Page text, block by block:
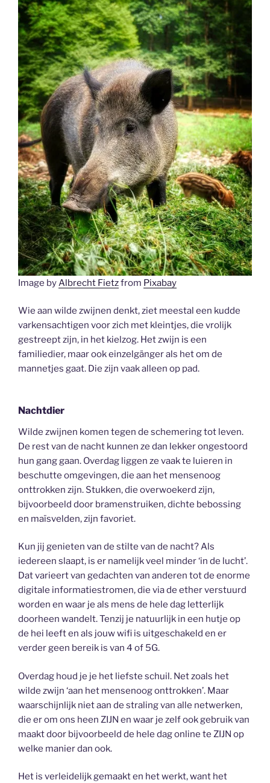
Image byAlbrecht Fietzfrom Pixabay
Wie aan wilde zwijnen denkt, ziet meestal een kudde
varkensachtigen voor zich met kleintjes, die vrolijk
gestreept zijn, in het kielzog. Het zwijn is een
familiedier, maar ook einzelgänger als het om de
mannetjes gaat. Die zijn vaak alleen op pad.
Nachtdier
Wilde zwijnen komen tegen de schemering tot leven.
De rest van de nacht kunnen ze dan lekker ongestoord
hun gang gaan. Overdag liggen ze vaak te luieren in
beschutte omgevingen, die aan het mensenoog
onttrokken zijn. Stukken, die overwoekerd zijn,
bijvoorbeeld door bramenstruiken, dichte bebossing
en maïsvelden, zijn favoriet.
Kun jij genieten van de stilte van de nacht? Als
iedereen slaapt, is er namelijk veel minder ‘in de lucht’.
Dat varieert van gedachten van anderen tot de enorme
digitale informatiestromen, die via de ether verstuurd
worden en waar je als mens de hele dag letterlijk
doorheen wandelt. Tenzij je natuurlijk in een hutje op
de hei leeft en als jouw wifi is uitgeschakeld en er
verder geen bereik is van 4 of 5G.
Overdag houd je je het liefste schuil. Net zoals het
wilde zwijn ‘aan het mensenoog onttrokken’. Maar
waarschijnlijk niet aan de straling van alle netwerken,
die er om ons heen ZIJN en waar je zelf ook gebruik van
maakt door bijvoorbeeld de hele dag online te ZIJN op
welke manier dan ook.
Het is verleidelijk gemaakt en het werkt, want het